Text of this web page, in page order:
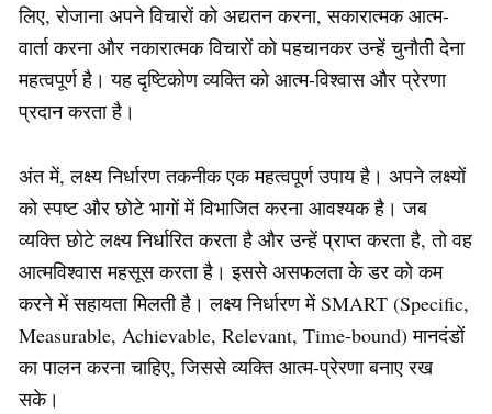
लिए, रोजाना अपने विचारों को अद्यतन करना, सकारात्मक आत्म-
वार्ता करना और नकारात्मक विचारों को पहचानकर उन्हें चुनौती देना
महत्वपूर्ण है। यह दृष्टिकोण व्यक्ति को आत्म-विश्वास और प्रेरणा
प्रदान करता है।
अंत में, लक्ष्य निर्धारण तकनीक एक महत्वपूर्ण उपाय है। अपने लक्ष्यों
को स्पष्ट और छोटे भागों में विभाजित करना आवश्यक है। जब
व्यक्ति छोटे लक्ष्य निर्धारित करता है और उन्हें प्राप्त करता है, तो वह
आत्मविश्वास महसूस करता है। इससे असफलता के डर को कम
करने में सहायता मिलती है। लक्ष्य निर्धारण में SMART (Specific,
Measurable, Achievable, Relevant, Time-bound) मानदंडों
का पालन करना चाहिए, जिससे व्यक्ति आत्म-प्रेरणा बनाए रख
सके।